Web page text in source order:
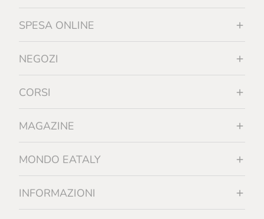
Fattoi
Fattoria Di Bacchereto
Favaro
Felluga
Felsina
Feudi Di San Gregorio
Filippo Grasso
SPESA ONLINE
NEGOZI
CORSI
MAGAZINE
MONDO EATALY
INFORMAZIONI